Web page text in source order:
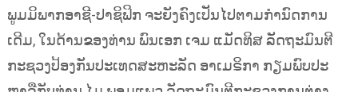
ພູມມິພາກອາຊີ-ປາຊິຟິກ ຈະຍັງຄົງເປັນໄປຕາມກຳນົດການ
ເດີມ, ໃນດ້ານຂອງທ່ານ ພົນເອກ ເຈມ ແມັດທິສ ລັດຖະມົນຕີ
ກະຊວງປ້ອງກັນປະເທດສະຫະລັດ ອາເມຣິກາ ກຽມພົບປະ